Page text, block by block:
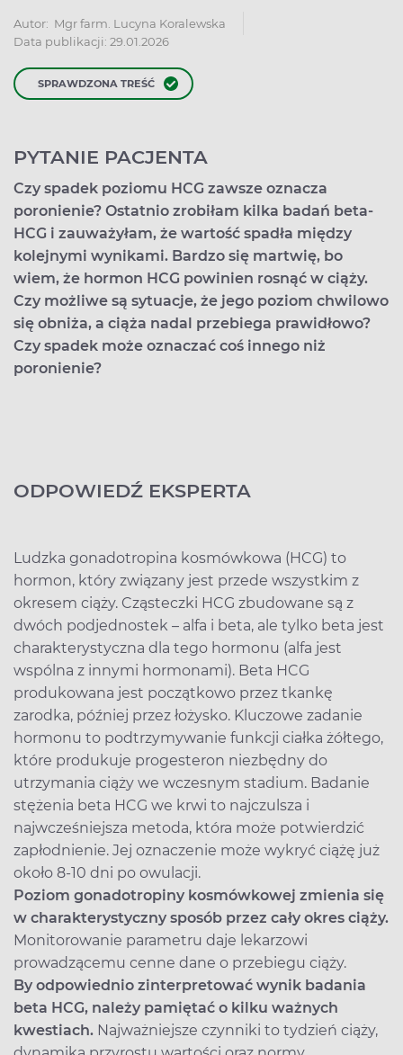
Autor: Mgr farm. Lucyna Koralewska
Data publikacji: 29.01.2026
SPRAWDZONA TREŚĆ
PYTANIE PACJENTA
Czy spadek poziomu HCG zawsze oznacza
poronienie? Ostatnio zrobiłam kilka badań beta-
HCG i zauważyłam, że wartość spadła między
kolejnymi wynikami. Bardzo się martwię, bo
wiem, że hormon HCG powinien rosnąć w ciąży.
Czy możliwe są sytuacje, że jego poziom chwilowo
się obniża, a ciąża nadal przebiega prawidłowo?
Czy spadek może oznaczać coś innego niż
poronienie?
ODPOWIEDŹ EKSPERTA
Ludzka gonadotropina kosmówkowa (HCG) to
hormon, który związany jest przede wszystkim z
okresem ciąży. Cząsteczki HCG zbudowane są z
dwóch podjednostek – alfa i beta, ale tylko beta jest
charakterystyczna dla tego hormonu (alfa jest
wspólna z innymi hormonami). Beta HCG
produkowana jest początkowo przez tkankę
zarodka, później przez łożysko. Kluczowe zadanie
hormonu to podtrzymywanie funkcji ciałka żółtego,
które produkuje progesteron niezbędny do
utrzymania ciąży we wczesnym stadium. Badanie
stężenia beta HCG we krwi to najczulsza i
najwcześniejsza metoda, która może potwierdzić
zapłodnienie. Jej oznaczenie może wykryć ciążę już
około 8-10 dni po owulacji.
Poziom gonadotropiny kosmówkowej zmienia się
w charakterystyczny sposób przez cały okres ciąży.
Monitorowanie parametru daje lekarzowi
prowadzącemu cenne dane o przebiegu ciąży.
By odpowiednio zinterpretować wynik badania
beta HCG, należy pamiętać o kilku ważnych
kwestiach. Najważniejsze czynniki to tydzień ciąży,